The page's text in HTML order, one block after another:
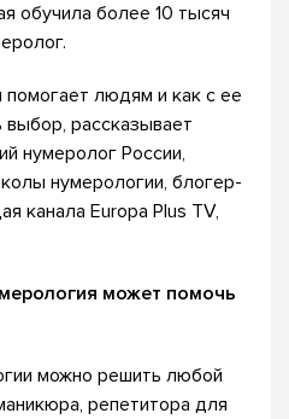
обучила более 10 тысяч
людям и как с ее
рассказывает
нумеролог России,
нумерологии, блогер-
канала Europa Plus TV,
может помочь
можно решить любой
репетитора для